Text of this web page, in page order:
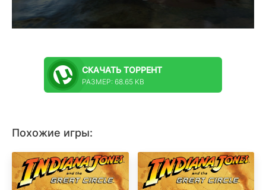
СКАЧАТЬ ТОРРЕНТ
РАЗМЕР: 68.65 KB
Похожие игры: